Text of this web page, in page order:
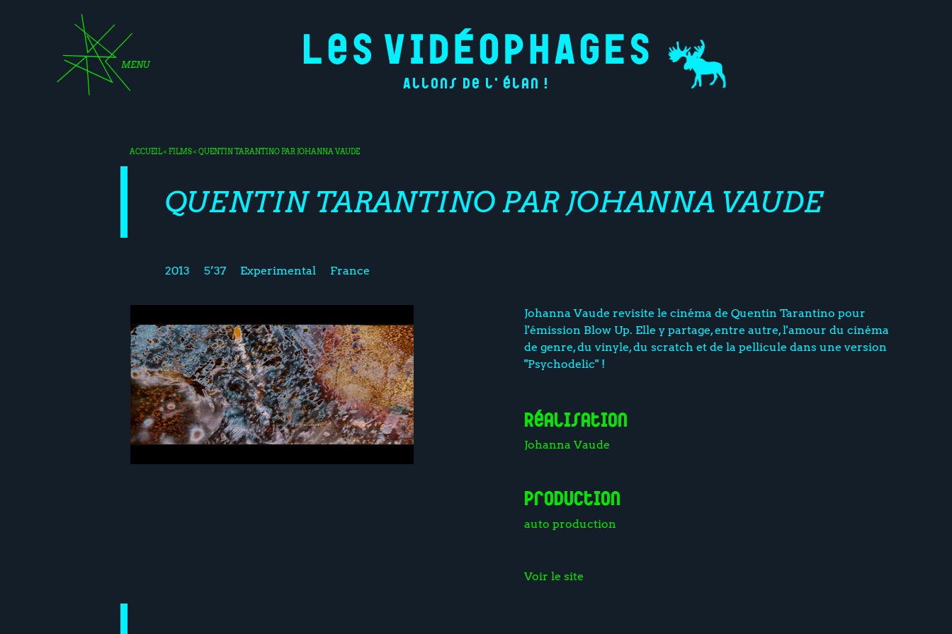
MENU
Allons de l'élan !
ACCUEIL<FILMS< QUENTIN TARANTINO PAR JOHANNA VAUDE
QUENTIN TARANTINO PAR JOHANNA VAUDE
2013 5’37 Experimental France
Johanna Vaude revisite le cinéma de Quentin Tarantino pour
l'émission Blow Up. Elle y partage, entre autre, l'amour du cinéma
de genre, du vinyle, du scratch et de la pellicule dans une version
"Psychodelic" !
Réalisation
Johanna Vaude
Production
auto production
Voir le site